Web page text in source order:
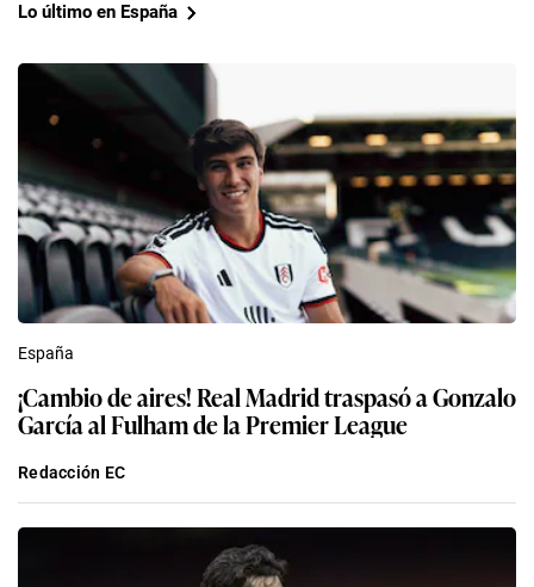
Lo último en España
España
¡Cambio de aires! Real Madrid traspasó a Gonzalo
García al Fulham de la Premier League
Redacción EC